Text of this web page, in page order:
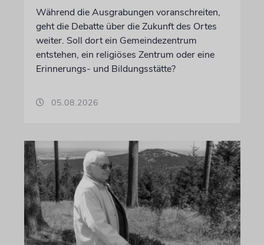
Während die Ausgrabungen voranschreiten,
geht die Debatte über die Zukunft des Ortes
weiter. Soll dort ein Gemeindezentrum
entstehen, ein religiöses Zentrum oder eine
Erinnerungs- und Bildungsstätte?
05.08.2026